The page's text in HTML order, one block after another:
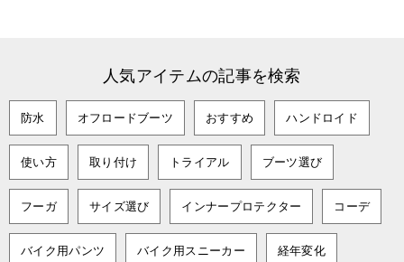
人気アイテムの記事を検索
防水 オフロードブーツ おすすめ ハンドロイド
使い方 取り付け トライアル ブーツ選び
フーガ サイズ選び インナープロテクター コーデ
バイク用パンツ バイク用スニーカー 経年変化